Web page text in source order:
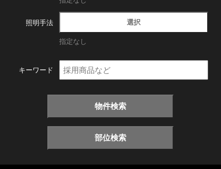
照明手法 選択
指定なし
キーワード
物件検索
部位検索